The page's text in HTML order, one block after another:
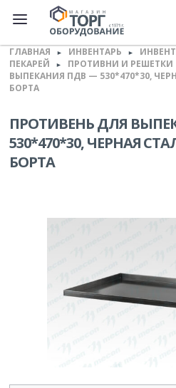
ГЛАВНАЯ ► ИНВЕНТАРЬ ►
ПЕКАРЕЙ
► ПРОТИВНИ И РЕШЕТКИ
ВЫПЕКАНИЯ ПДВ — 530*470*30,
БОРТА
ПРОТИВЕНЬ ДЛЯ
530*470*30, ЧЕРНАЯ
БОРТА